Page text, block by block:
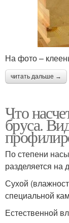
На фото –
читать дальше →
Что
бруса.
По степени
разделяется на
Сухой
специальной
Естественной